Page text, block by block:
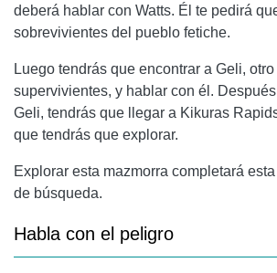
deberá hablar con Watts. Él te pedirá
sobrevivientes del pueblo fetiche.
Luego tendrás que encontrar a Geli,
supervivientes, y hablar con él.
Geli, tendrás que llegar a Kikuras
que tendrás que explorar.
Explorar esta mazmorra completará
de búsqueda.
Habla con el peligro